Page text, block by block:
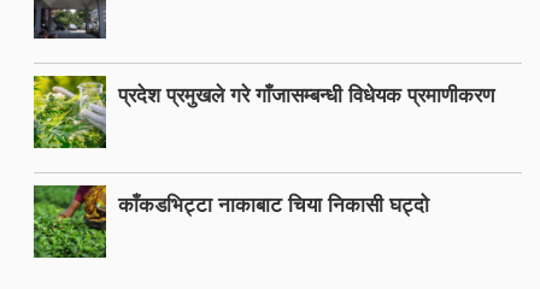
प्रदेश प्रमुखले गरे गाँजासम्बन्धी विधेयक प्रमाणीकरण
काँकडभिट्टा नाकाबाट चिया निकासी घट्दो